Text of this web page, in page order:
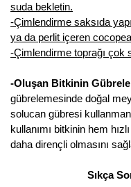
suda bekletin.
-Çimlendirme saksıda
ya da perlit içeren
-Çimlendirme toprağı çok
-Oluşan Bitkinin
gübrelemesinde doğal
solucan gübresi
kullanımı bitkinin hem
daha dirençli olmasını
Sıkça
Kiraz Fidanı
Kivi Fidanı
Kocayemiş Fidanı
Kuşburnu Fidanı